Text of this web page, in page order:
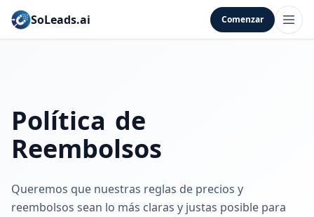
SoLeads.ai Comenzar
Política de
Reembolsos
Queremos que nuestras reglas de precios y
reembolsos sean lo más claras y justas posible para